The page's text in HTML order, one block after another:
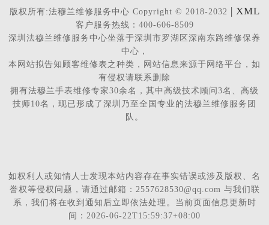
版权所有:法穆兰维修服务中心 Copyright © 2018-2032 | XML
客户服务热线：400-606-8509
深圳法穆兰维修服务中心坐落于深圳市罗湖区深南东路维修保养
中心，
本网站拟告知顾客维修表之种类，网站信息来源于网络平台，如
有侵权请联系删除
拥有法穆兰手表维修专家30余名，其中高级技术顾问3名、高级
技师10名，现已形成了深圳乃至全国专业的法穆兰维修服务团
队。
如权利人或知情人士发现本站内容存在事实错误或涉及版权、名
誉权等侵权问题，请通过邮箱：2557628530@qq.com 与我们联
系，我们将在收到通知后立即依法处理。当前页面信息更新时
间：2026-06-22T15:59:37+08:00